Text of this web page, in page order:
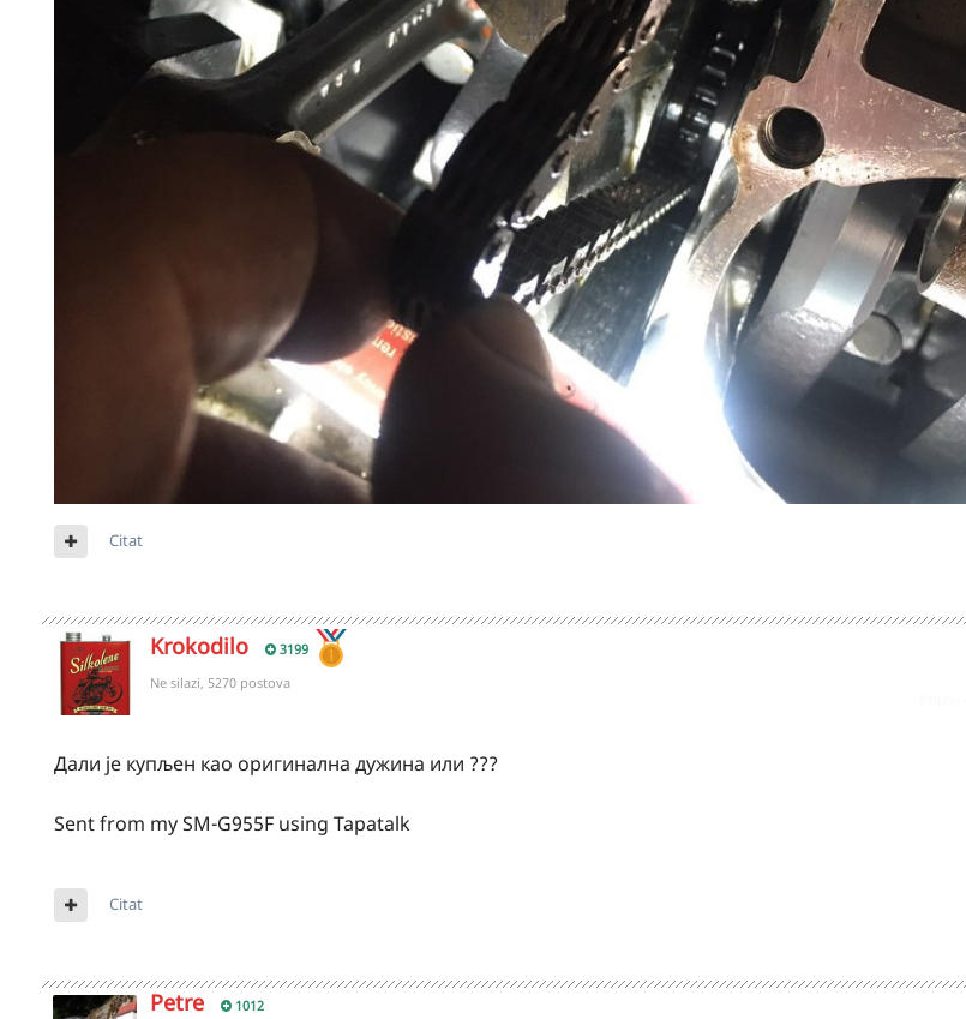
Citat
Krokodilo 3199
Ne silazi, 5270 postova
Дали је купљен као оригинална дужина или ???
Sent from my SM-G955F using Tapatalk
Citat
Petre 1012